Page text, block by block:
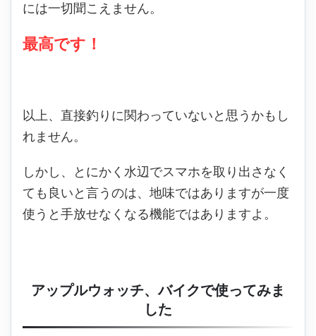
には一切聞こえません。
最高です！
以上、直接釣りに関わっていないと思うかもし
れません。
しかし、とにかく水辺でスマホを取り出さなく
ても良いと言うのは、地味ではありますが一度
使うと手放せなくなる機能ではありますよ。
アップルウォッチ、バイクで使ってみま
した